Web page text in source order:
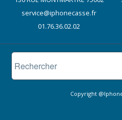
service@iphonecasse.fr
01.76.36.02.02
Copyright